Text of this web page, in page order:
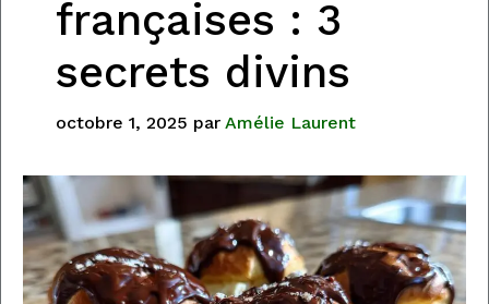
françaises : 3
secrets divins
octobre 1, 2025 par Amélie Laurent